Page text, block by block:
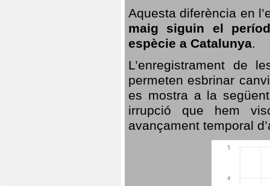
Aquesta diferència en
maig siguin el
espècie a Catalunya.
L’enregistrament de
permeten esbrinar
es mostra a la
irrupció que hem
avançament temporal